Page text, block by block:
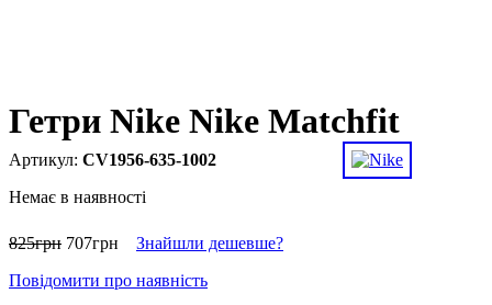
Гетри Nike Nike Matchfit
CV1956-635-1002
Немає в наявності
825грн 707грн
Знайшли дешевше?
Повідомити про наявність